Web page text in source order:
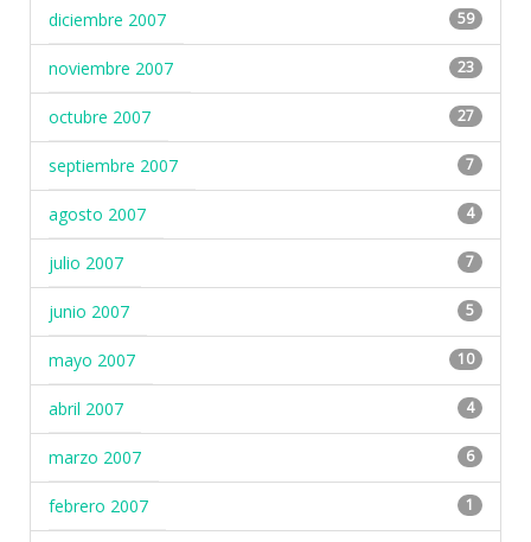
diciembre 2007 59
noviembre 2007 23
octubre 2007 27
septiembre 2007 7
agosto 2007 4
julio 2007 7
junio 2007 5
mayo 2007 10
abril 2007 4
marzo 2007 6
febrero 2007 1